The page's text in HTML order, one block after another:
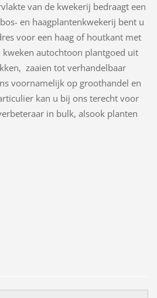
van de kwekerij bedraagt een
en haagplantenkwekerij bent u
voor een haag of houtkant met
kweken autochtoon plantgoed uit
zaaien tot verhandelbaar
voornamelijk op groothandel en
kan u bij ons terecht voor
in bulk, alsook planten